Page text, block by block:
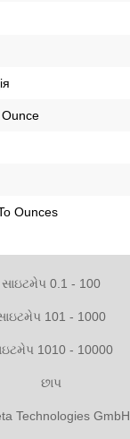
Ounces
સાઇટમેપ 0.1 - 100
101 - 1000
1010 - 10000
છાપ
Technologies GmbH